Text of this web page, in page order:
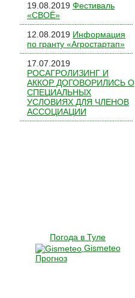
19.08.2019 Фестиваль
«СВОЁ»
12.08.2019 Информация
по гранту «Агростартап»
17.07.2019
РОСАГРОЛИЗИНГ И
АККОР ДОГОВОРИЛИСЬ О
СПЕЦИАЛЬНЫХ
УСЛОВИЯХ ДЛЯ ЧЛЕНОВ
АССОЦИАЦИИ
Погода в Туле
Gismeteo
Прогноз